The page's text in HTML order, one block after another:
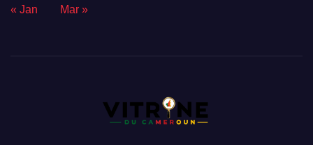
« Jan Mar »